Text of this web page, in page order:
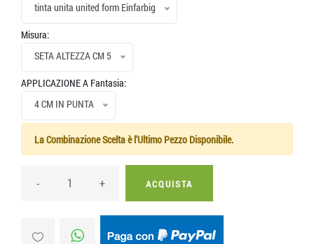
tinta unita united form Einfarbig
Misura:
SETA ALTEZZA CM 5
APPLICAZIONE A Fantasia:
4 CM IN PUNTA
La Combinazione Scelta è l'Ultimo Pezzo Disponibile.
- + ACQUISTA